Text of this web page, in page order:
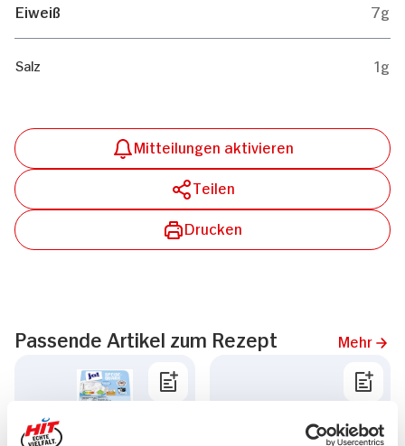
Eiweiß 7g
Salz 1g
Mitteilungen aktivieren
Teilen
Drucken
Passende Artikel zum Rezept Mehr